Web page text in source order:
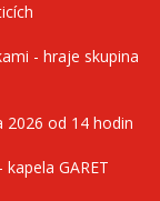
- hraje skupina
2026 od 14 hodin
GARET